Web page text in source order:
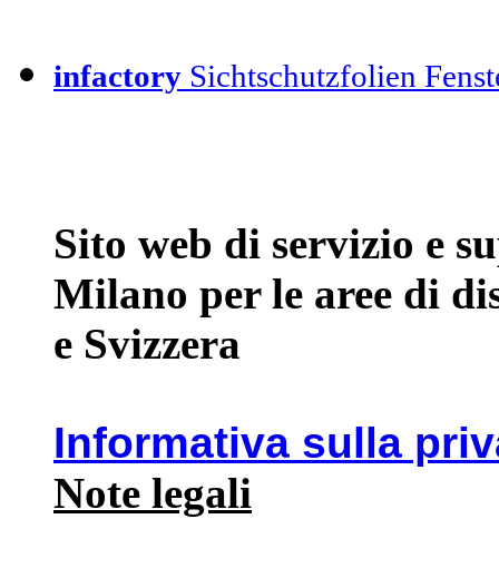
infactory Sichtschutzfolien
Sito web di servizio e
Milano per le aree di
e Svizzera
Informativa sulla
Note legali